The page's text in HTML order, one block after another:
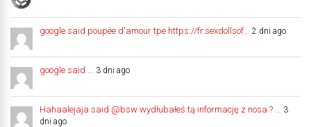
google said poupée d'amour tpe https://fr.sexdollsof... 2 dni ago
google said ... 3 dni ago
Hahaalejaja said @bsw wydłubałeś tą informację z nosa ? ...
3
dni ago